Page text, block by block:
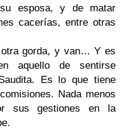
esposa, y de matar
cacerías, entre otras
gorda, y van… Y es
aquello de sentirse
Es lo que tiene
Nada menos
sus gestiones en la